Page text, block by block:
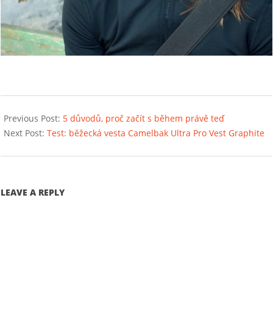
11-
01
Previous Post: 5 důvodů, proč začít s během právě teď
Next Post: Test: běžecká vesta Camelbak Ultra Pro Vest Graphite
LEAVE A REPLY